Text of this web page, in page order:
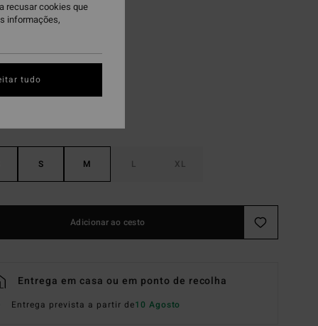
PROMO 10%
S M L XL
Adicionar ao cesto
Entrega em casa ou em ponto de recolha
Entrega prevista a partir de10 Agosto
recusar cookies que
informações,
tudo